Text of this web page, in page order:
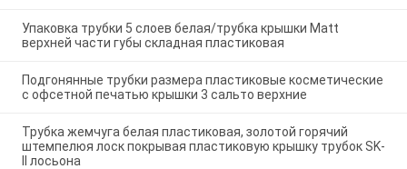
Упаковка трубки 5 слоев белая/трубка крышки Matt
верхней части губы складная пластиковая
Подгонянные трубки размера пластиковые косметические
с офсетной печатью крышки 3 сальто верхние
Трубка жемчуга белая пластиковая, золотой горячий
штемпелюя лоск покрывая пластиковую крышку трубок SK-
II лосьона